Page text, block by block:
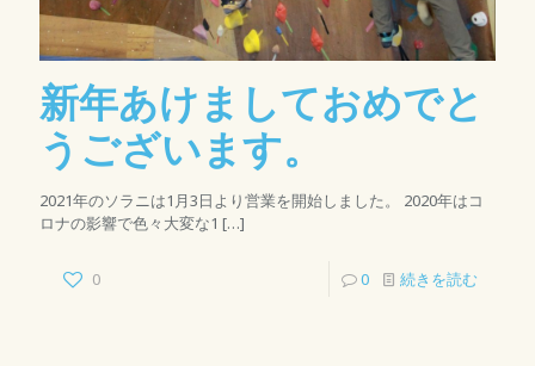
新年あけましておめでと
うございます。
2021年のソラニは1月3日より営業を開始しました。 2020年はコ
ロナの影響で色々大変な1 […]
0 0 続きを読む